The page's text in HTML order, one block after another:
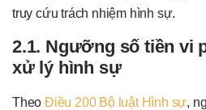
truy cứu trách nhiệm hình sự.
2.1. Ngưỡng số tiền vi
xử lý hình sự
Theo Điều 200 Bộ luật Hình sự,